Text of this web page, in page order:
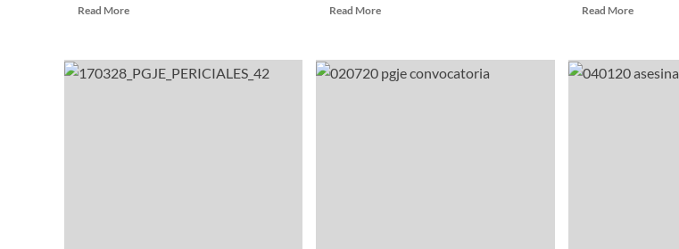
Read MoreRead
La
PGJE
Read MoreRead
Inicia
PGJE
Read MoreRead
Homicida
de